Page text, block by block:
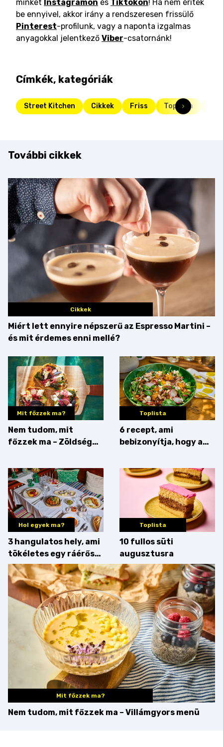
minket Instagramon és Tiktokon! Ha nem éritek
be ennyivel, akkor irány a rendszeresen frissülő
Pinterest-profilunk, vagy a naponta izgalmas
anyagokkal jelentkező Viber-csatornánk!
Címkék, kategóriák
Street Kitchen Cikkek Friss Toplista
További cikkek
Cikkek
Miért lett ennyire népszerű az Espresso Martini –
és mit érdemes enni mellé?
Mit főzzek ma?
Nem tudom, mit
főzzek ma – Zöldség
Toplista
6 recept, ami
bebizonyítja, hogy a
zseniális
Hol egyek ma?
3 hangulatos hely, ami
tökéletes egy ráérős
hétvégi ebédhez
Toplista
10 fullos süti
augusztusra
Mit főzzek ma?
Nem tudom, mit főzzek ma – Villámgyors menü